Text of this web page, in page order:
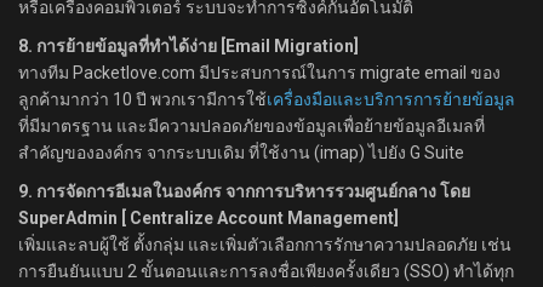
หรือเครื่องคอมพิวเตอร์ ระบบจะทำการซิงค์กันอัตโนมัติ
8. การย้ายข้อมูลที่ทำได้ง่าย [Email Migration]
ทางทีม Packetlove.com มีประสบการณ์ในการ migrate email ของ
ลูกค้ามากว่า 10 ปี พวกเรามีการใช้เครื่องมือและบริการการย้ายข้อมูล
ที่มีมาตรฐาน และมีความปลอดภัยของข้อมูลเพื่อย้ายข้อมูลอีเมลที่
สำคัญขององค์กร จากระบบเดิม ที่ใช้งาน (imap) ไปยัง G Suite
9. การจัดการอีเมลในองค์กร จากการบริหารรวมศูนย์กลาง โดย
SuperAdmin [ Centralize Account Management]
เพิ่มและลบผู้ใช้ ตั้งกลุ่ม และเพิ่มตัวเลือกการรักษาความปลอดภัย เช่น
การยืนยันแบบ 2 ขั้นตอนและการลงชื่อเพียงครั้งเดียว (SSO) ทำได้ทุก